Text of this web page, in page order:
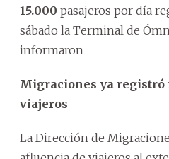
15.000 pasajeros por día
sábado la Terminal de
informaron
Migraciones ya registró
viajeros
La Dirección de